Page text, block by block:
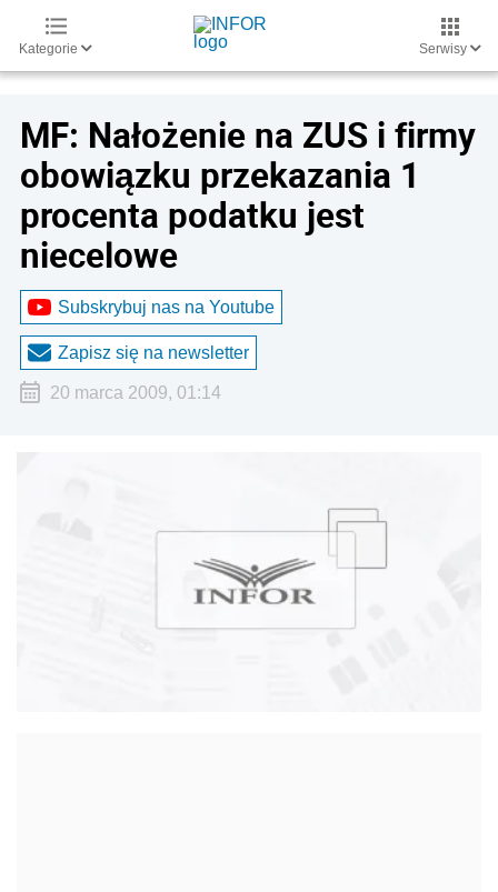
Kategorie Serwisy
MF: Nałożenie na ZUS i firmy
obowiązku przekazania 1
procenta podatku jest
niecelowe
Subskrybuj nas na Youtube
Zapisz się na newsletter
20 marca 2009, 01:14